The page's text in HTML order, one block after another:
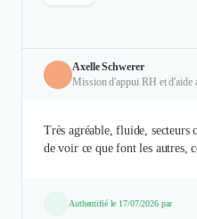
Axelle Schwerer
Mission d'appui RH et d'aide
Très agréable, fluide, secteurs
de voir ce que font les autres,
Authentifié le 17/07/2026 par